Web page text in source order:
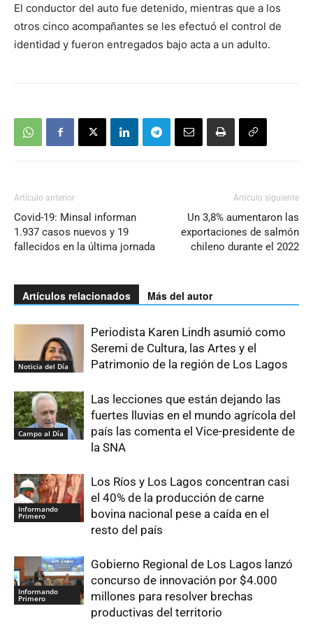
El conductor del auto fue detenido, mientras que a los
otros cinco acompañantes se les efectuó el control de
identidad y fueron entregados bajo acta a un adulto.
Artículo anterior
Covid-19: Minsal informan
1.937 casos nuevos y 19
fallecidos en la última jornada
Artículo siguiente
Un 3,8% aumentaron las
exportaciones de salmón
chileno durante el 2022
Artículos relacionados Más del autor
Noticia del Día
Periodista Karen Lindh asumió como
Seremi de Cultura, las Artes y el
Patrimonio de la región de Los Lagos
Campo al Día
Las lecciones que están dejando las
fuertes lluvias en el mundo agrícola del
país las comenta el Vice-presidente de
la SNA
Informando
Primero
Los Ríos y Los Lagos concentran casi
el 40% de la producción de carne
bovina nacional pese a caída en el
resto del país
Informando
Primero
Gobierno Regional de Los Lagos lanzó
concurso de innovación por $4.000
millones para resolver brechas
productivas del territorio